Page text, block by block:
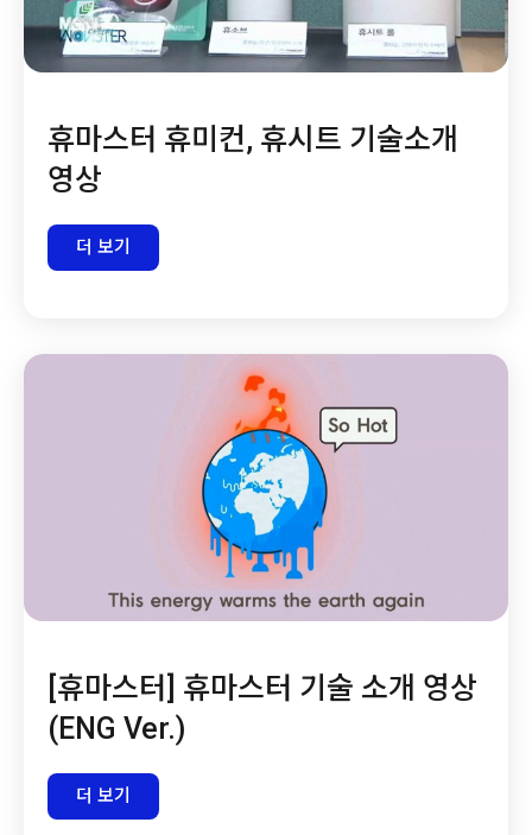
휴마스터 휴미컨, 휴시트 기술소개
영상
더 보기
[휴마스터] 휴마스터 기술 소개 영상
(ENG Ver.)
더 보기